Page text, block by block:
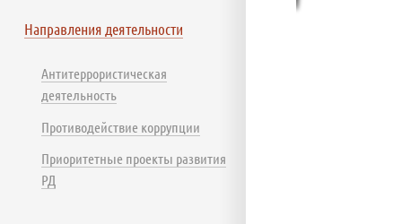
Направления деятельности
Антитеррористическая
деятельность
Противодействие коррупции
Приоритетные проекты развития
РД